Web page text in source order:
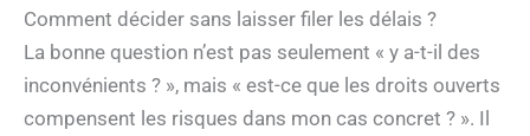
Comment décider sans laisser filer les délais ?
La bonne question n’est pas seulement « y a-t-il des
inconvénients ? », mais « est-ce que les droits ouverts
compensent les risques dans mon cas concret ? ». Il